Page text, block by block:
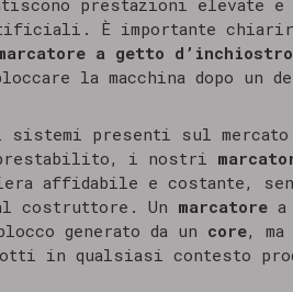
prestazioni elevate
È importante
a getto d’inchiostro
la macchina dopo un
presenti sul mercato
i nostri
affidabile e costante,
costruttore. Un marcatore
generato da un core,
in qualsiasi contesto